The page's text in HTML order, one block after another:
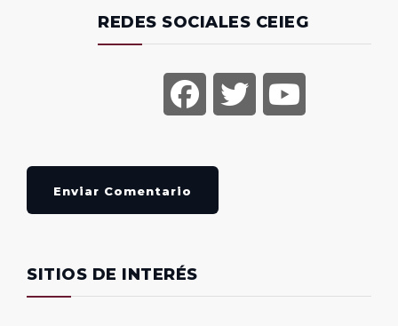
REDES SOCIALES CEIEG
Enviar Comentario
SITIOS DE INTERÉS